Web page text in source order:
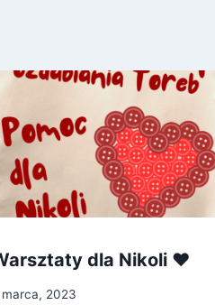
dla Nikoli ♥
2023